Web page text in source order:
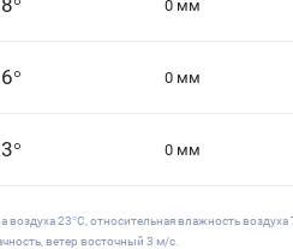
° 0мм
° 0мм
° 0мм
воздуха 23°С, относительная влажность
ветер восточный 3 м/с.